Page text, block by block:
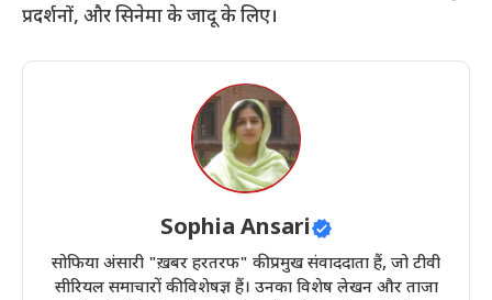
प्रदर्शनों, और सिनेमा के जादू के लिए।
Sophia Ansari
सोफिया अंसारी "ख़बर हरतरफ" की प्रमुख संवाददाता हैं, जो टीवी
सीरियल समाचारों की विशेषज्ञ हैं। उनका विशेष लेखन और ताजा